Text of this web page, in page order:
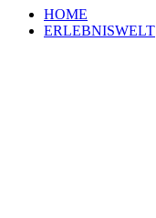
HOME
ERLEBNISWELT